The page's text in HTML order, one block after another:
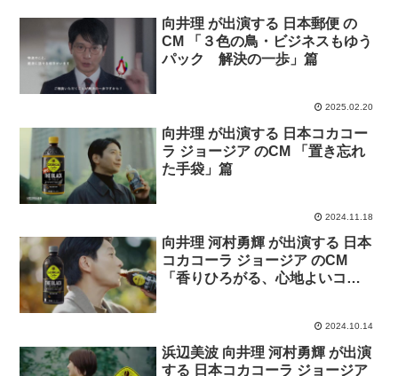
向井理 が出演する 日本郵便 の
CM 「３色の鳥・ビジネスもゆう
パック 解決の一歩」篇
2025.02.20
向井理 が出演する 日本コカコー
ラ ジョージア のCM 「置き忘れ
た手袋」篇
2024.11.18
向井理 河村勇輝 が出演する 日本
コカコーラ ジョージア のCM
「香りひろがる、心地よいコ
2024.10.14
浜辺美波 向井理 河村勇輝 が出演
する 日本コカコーラ ジョージア